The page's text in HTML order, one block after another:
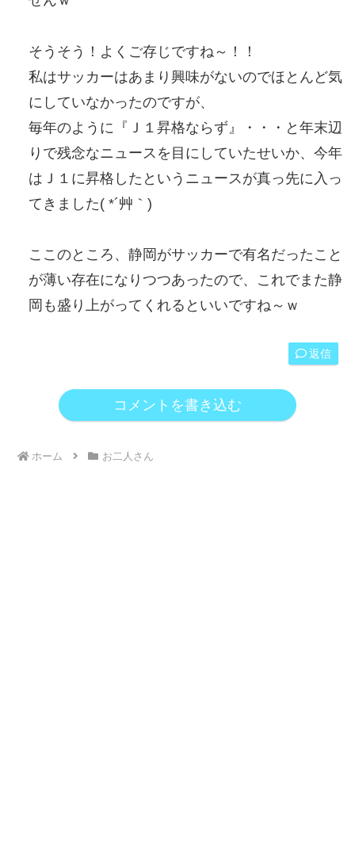
そうそう！よくご存じですね～！！
私はサッカーはあまり興味がないのでほとんど気
にしていなかったのですが、
毎年のように『Ｊ１昇格ならず』・・・と年末辺
りで残念なニュースを目にしていたせいか、今年
はＪ１に昇格したというニュースが真っ先に入っ
てきました( *´艸｀)
ここのところ、静岡がサッカーで有名だったこと
が薄い存在になりつつあったので、これでまた静
岡も盛り上がってくれるといいですね～ｗ
返信
コメントを書き込む
ホーム お二人さん